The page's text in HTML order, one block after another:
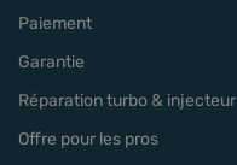
Paiement
Garantie
Réparation turbo & injecteur
Offre pour les pros